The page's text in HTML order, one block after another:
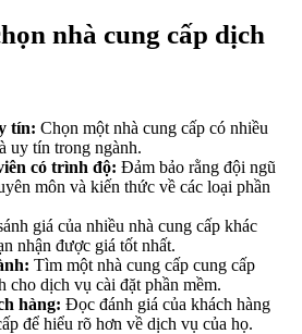
nhà cung cấp dịch
tín: Chọn một nhà cung cấp có nhiều
uy tín trong ngành.
có trình độ: Đảm bảo rằng đội ngũ
môn và kiến thức về các loại phần
giá của nhiều nhà cung cấp khác
nhận được giá tốt nhất.
Tìm một nhà cung cấp cung cấp
cho dịch vụ cài đặt phần mềm.
hàng: Đọc đánh giá của khách hàng
để hiểu rõ hơn về dịch vụ của họ.